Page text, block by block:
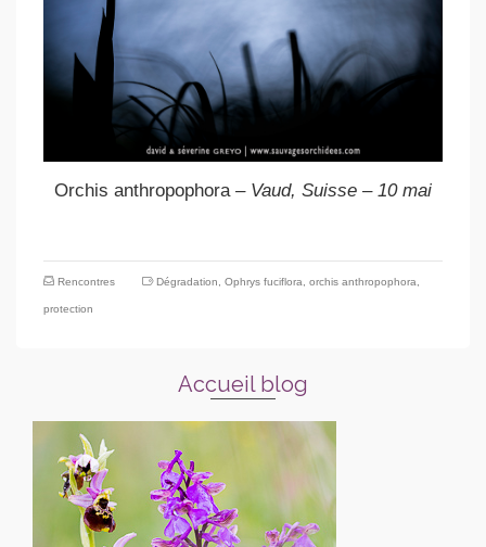
Orchis anthropophora – Vaud, Suisse – 10 mai
Rencontres Dégradation, Ophrys fuciflora, orchis anthropophora,
protection
Accueil blog